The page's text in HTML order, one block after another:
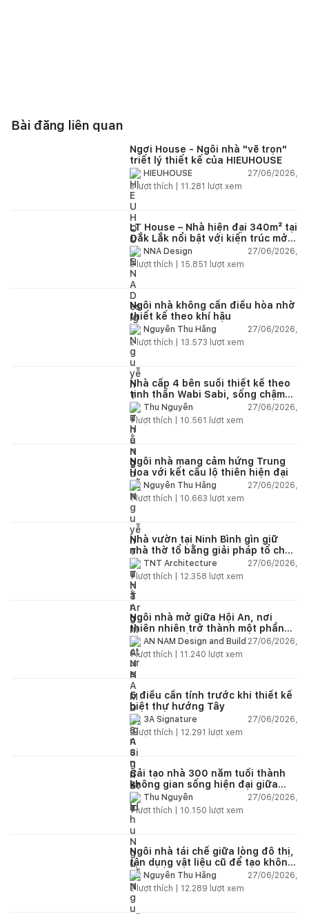
Bài đăng liên quan
Ngơi House - Ngôi nhà "vẽ trọn"
triết lý thiết kế của HIEUHOUSE
HIEUHOUSE
27/06/2026,
3lượt thích | 11.281 lượt xem
LT House – Nhà hiện đại 340m² tại
Đắk Lắk nổi bật với kiến trúc mở
và hệ sân vườn kết nối thiên
nhiên
NNA Design
27/06/2026,
3lượt thích | 15.851 lượt xem
Ngôi nhà không cần điều hòa nhờ
thiết kế theo khí hậu
Nguyễn Thu Hằng
27/06/2026,
2lượt thích | 13.573 lượt xem
Nhà cấp 4 bên suối thiết kế theo
tinh thần Wabi Sabi, sống chậm
giữa thiên nhiên
Thu Nguyễn
27/06/2026,
1lượt thích | 10.561 lượt xem
Ngôi nhà mang cảm hứng Trung
Hoa với kết cấu lộ thiên hiện đại
Nguyễn Thu Hằng
27/06/2026,
1lượt thích | 10.663 lượt xem
Nhà vườn tại Ninh Bình gìn giữ
nhà thờ tổ bằng giải pháp tổ chức
lại không gian
TNT Architecture
27/06/2026,
1lượt thích | 12.358 lượt xem
Ngôi nhà mở giữa Hội An, nơi
thiên nhiên trở thành một phần
của cuộc sống
AN NAM Design and Build 27/06/2026,
1lượt thích | 11.240 lượt xem
5 điều cần tính trước khi thiết kế
biệt thự hướng Tây
3A Signature
27/06/2026,
2lượt thích | 12.291 lượt xem
Cải tạo nhà 300 năm tuổi thành
không gian sống hiện đại giữa
thiên nhiên
Thu Nguyễn
27/06/2026,
1lượt thích | 10.150 lượt xem
Ngôi nhà tái chế giữa lòng đô thị,
tận dụng vật liệu cũ để tạo không
gian sống linh hoạt
Nguyễn Thu Hằng
27/06/2026,
2lượt thích | 12.289 lượt xem